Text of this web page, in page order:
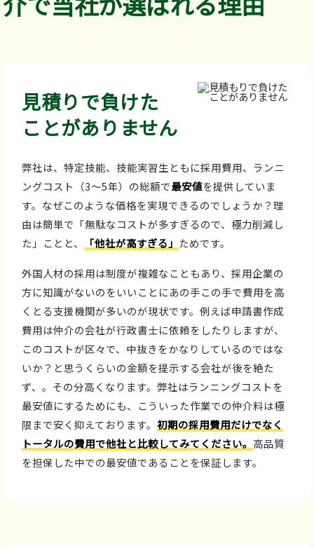
見積りで負けた
ことがありません
弊社は、特定技能、技能実習生ともに採用費用、ランニ
ングコスト（3～5年）の総額で最安値を提供していま
す。なぜこのような価格を実現できるのでしょうか？理
由は簡単で「無駄なコストが多すぎるので、極力削減し
た」ことと、
「他社が高すぎる」 ためです。
外国人材の採用は制度が複雑なこともあり、採用企業の
方に知識がないのをいいことにあの手この手で費用を高
くとる支援機関が多いのが現状です。例えば申請書作成
費用は仲介の会社が行政書士に依頼をしたりしますが、
このコストが区々で、中抜きをかなりしているのではな
いか？と思うくらいの金額を提示する会社が後を絶た
ず、。その分高くなります。弊社はランニングコストを
最安値にするためにも、こういった作業での仲介料は極
限まで安く抑えております。初期の採用費用だけでなく
トータルの費用で他社と比較してみてください。 高品質
を担保した中での最安値であることを保証します。